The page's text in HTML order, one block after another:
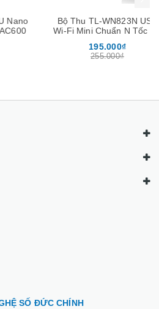
Bộ Thu TL-WN823N USB
Wi-Fi Mini Chuẩn N Tốc Độ
195.000₫
255.000₫
SỐ ĐỨC CHÍNH